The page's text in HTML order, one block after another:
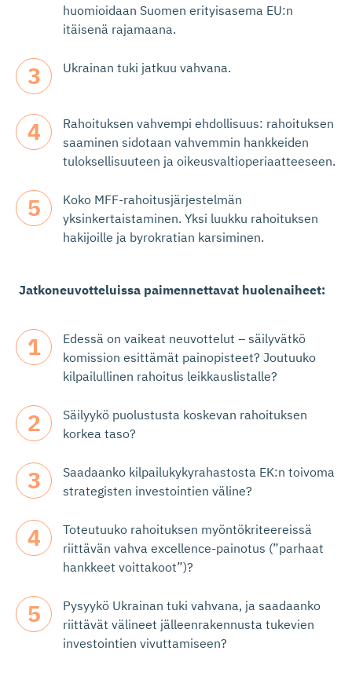
huomioidaan Suomen erityisasema EU:n
itäisenä rajamaana.
Ukrainan tuki jatkuu vahvana.
Rahoituksen vahvempi ehdollisuus: rahoituksen
saaminen sidotaan vahvemmin hankkeiden
tuloksellisuuteen ja oikeusvaltioperiaatteeseen.
Koko MFF-rahoitusjärjestelmän
yksinkertaistaminen. Yksi luukku rahoituksen
hakijoille ja byrokratian karsiminen.
Jatkoneuvotteluissa paimennettavat huolenaiheet:
Edessä on vaikeat neuvottelut – säilyvätkö
komission esittämät painopisteet? Joutuuko
kilpailullinen rahoitus leikkauslistalle?
Säilyykö puolustusta koskevan rahoituksen
korkea taso?
Saadaanko kilpailukykyrahastosta EK:n toivoma
strategisten investointien väline?
Toteutuuko rahoituksen myöntökriteereissä
riittävän vahva excellence-painotus (”parhaat
hankkeet voittakoot”)?
Pysyykö Ukrainan tuki vahvana, ja saadaanko
riittävät välineet jälleenrakennusta tukevien
investointien vivuttamiseen?